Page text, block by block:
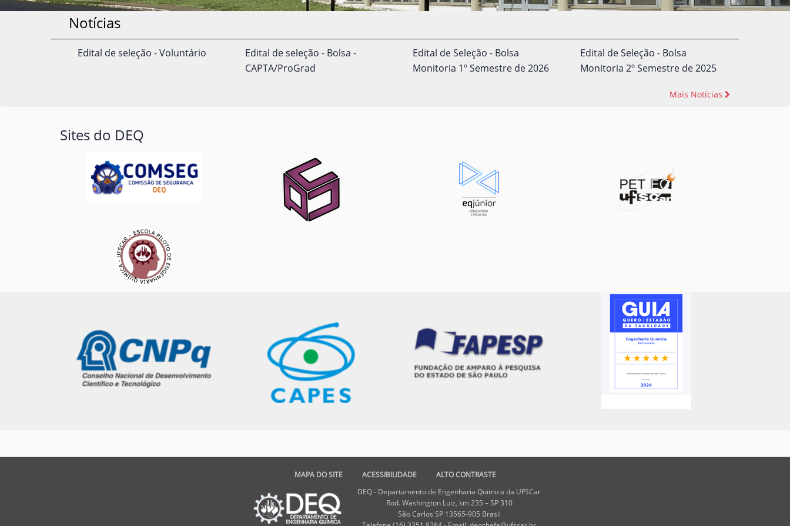
Notícias
Edital de seleção - Voluntário
Edital de seleção - Bolsa -
CAPTA/ProGrad
Edital de Seleção - Bolsa
Monitoria 1º Semestre de 2026
Edital de Seleção - Bolsa
Monitoria 2º Semestre de 2025
Mais Notícias
Sites do DEQ
MAPA DO SITE ACESSIBILIDADE
ALTO CONTRASTE
DEQ - Departamento de Engenharia Química da UFSCar
Rod. Washington Luiz, km 235 – SP 310
São Carlos SP 13565-905 Brasil